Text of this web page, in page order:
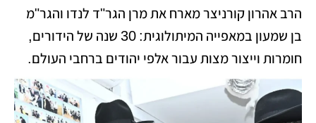
הרב אהרון קורניצר מארח את מרן הגר"ד לנדו והגר"מ
בן שמעון במאפייה המיתולוגית: 30 שנה של הידורים,
חומרות וייצור מצות עבור אלפי יהודים ברחבי העולם.